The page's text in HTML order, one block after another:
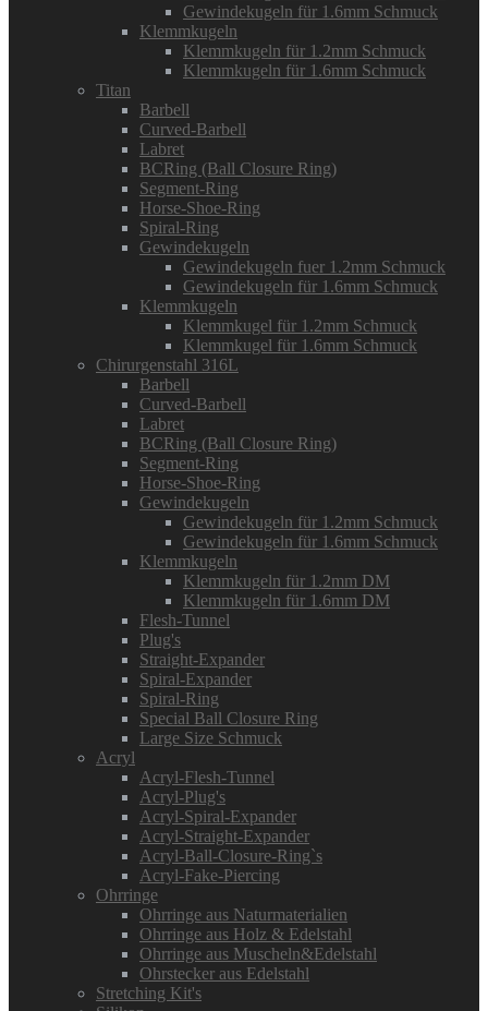
Gewindekugeln für 1.6mm Schmuck
Klemmkugeln
Klemmkugeln für 1.2mm Schmuck
Klemmkugeln für 1.6mm Schmuck
Titan
Barbell
Curved-Barbell
Labret
BCRing (Ball Closure Ring)
Segment-Ring
Horse-Shoe-Ring
Spiral-Ring
Gewindekugeln
Gewindekugeln fuer 1.2mm Schmuck
Gewindekugeln für 1.6mm Schmuck
Klemmkugeln
Klemmkugel für 1.2mm Schmuck
Klemmkugel für 1.6mm Schmuck
Chirurgenstahl 316L
Barbell
Curved-Barbell
Labret
BCRing (Ball Closure Ring)
Segment-Ring
Horse-Shoe-Ring
Gewindekugeln
Gewindekugeln für 1.2mm Schmuck
Gewindekugeln für 1.6mm Schmuck
Klemmkugeln
Klemmkugeln für 1.2mm DM
Klemmkugeln für 1.6mm DM
Flesh-Tunnel
Plug's
Straight-Expander
Spiral-Expander
Spiral-Ring
Special Ball Closure Ring
Large Size Schmuck
Acryl
Acryl-Flesh-Tunnel
Acryl-Plug's
Acryl-Spiral-Expander
Acryl-Straight-Expander
Acryl-Ball-Closure-Ring`s
Acryl-Fake-Piercing
Ohrringe
Ohrringe aus Naturmaterialien
Ohrringe aus Holz & Edelstahl
Ohrringe aus Muscheln&Edelstahl
Ohrstecker aus Edelstahl
Stretching Kit's